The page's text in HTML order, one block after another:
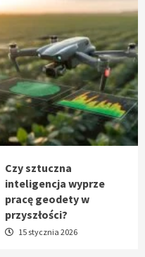
Czy sztuczna
inteligencja wyprze
pracę geodety w
przyszłości?
15 stycznia 2026